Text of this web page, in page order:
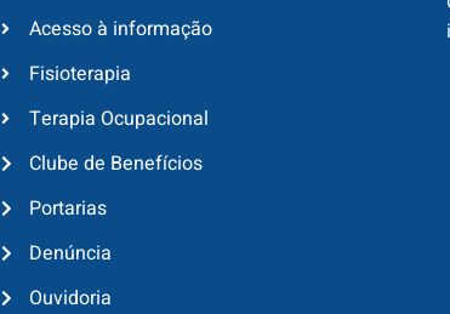
Acesso à informação
Fisioterapia
Terapia Ocupacional
Clube de Benefícios
Portarias
Denúncia
Ouvidoria